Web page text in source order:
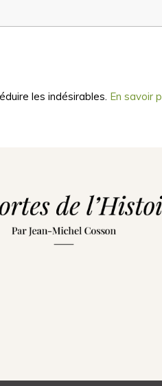
les indésirables. En savoir